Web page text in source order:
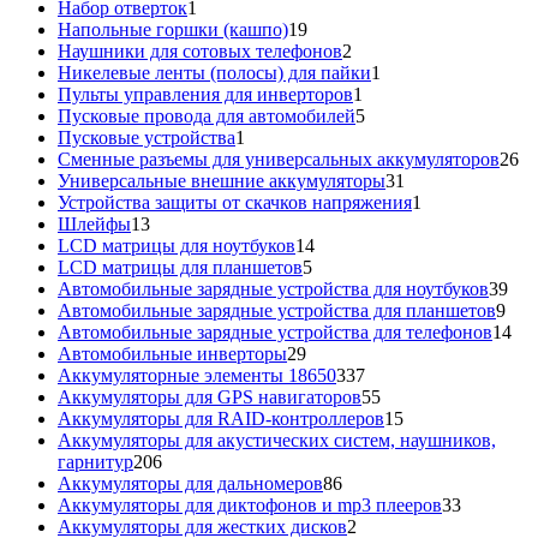
товаров
Набор отверток1
товар
Напольные горшки (кашпо)1919
товаров
Наушники для сотовых телефонов2
товара
Никелевые ленты (полосы) для пайки1
Пульты управления для инверторов1
товар
Пусковые провода для автомобилей55
Пусковые устройства1
товар
Сменные разъемы для универсальных аккумуляторов2626
Универсальные внешние аккумуляторы31
товар
Устройства защиты от скачков напряжения1
Шлейфы1313
товаров
LCD матрицы для ноутбуков1414
LCD матрицы для планшетов55
товаров
Автомобильные зарядные устройства для ноутбуков3939
Автомобильные зарядные устройства для планшетов99
Автомобильные зарядные устройства для телефонов1414
Автомобильные инверторы2929
товаров
Аккумуляторные элементы 18650337337
товаров
Аккумуляторы для GPS навигаторов5555
товаров
Аккумуляторы для RAID-контроллеров1515
товаров
Аккумуляторы для акустических систем, наушников,
гарнитур206206
товаров
Аккумуляторы для дальномеров8686
товаров
Аккумуляторы для диктофонов и mp3 плееров3333
Аккумуляторы для жестких дисков2